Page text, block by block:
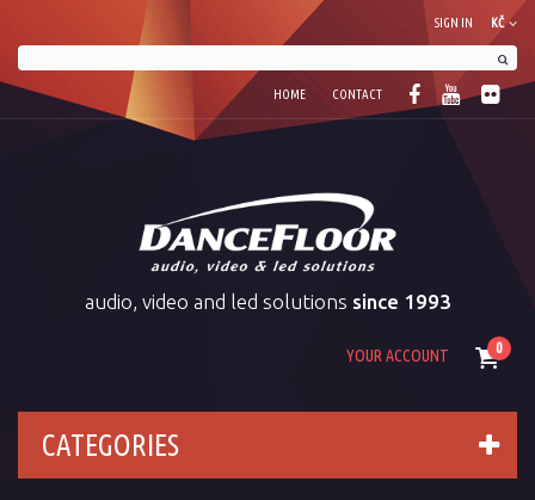
KČ
SIGN IN
HOME CONTACT
audio, video and led solutions since 1993
0
YOUR ACCOUNT
CATEGORIES